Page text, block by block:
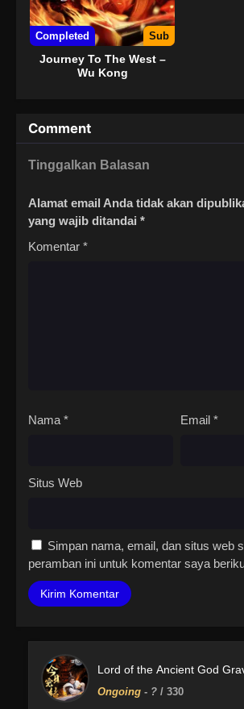
Completed Sub
Journey To The West –
Wu Kong
Comment
Tinggalkan Balasan
Alamat email Anda tidak akan
yang wajib ditandai *
Komentar *
Nama * Email *
Situs Web
Simpan nama, email, dan situs web
peramban ini untuk komentar saya
Lord of the Ancient God
Ongoing - ? / 330